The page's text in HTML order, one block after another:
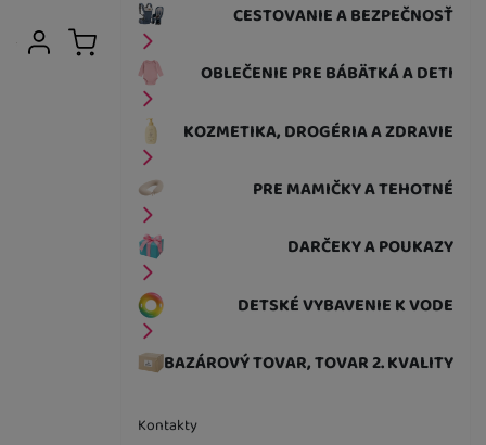
CESTOVANIE A BEZPEČNOSŤ
OBLEČENIE PRE BÁBÄTKÁ A DETI
KOZMETIKA, DROGÉRIA A ZDRAVIE
PRE MAMIČKY A TEHOTNÉ
DARČEKY A POUKAZY
DETSKÉ VYBAVENIE K VODE
BAZÁROVÝ TOVAR, TOVAR 2. KVALITY
Kontakty
Užívateľská sekcia
Prihlásiť sa
Košík